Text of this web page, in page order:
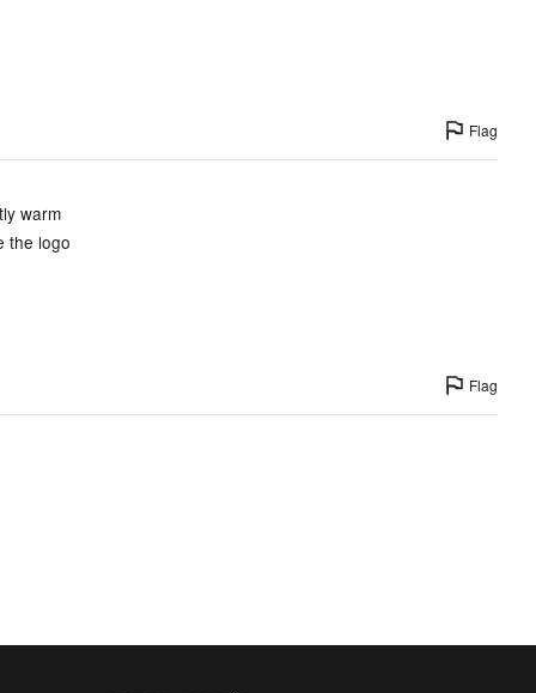
Flag
warm
the logo
Flag